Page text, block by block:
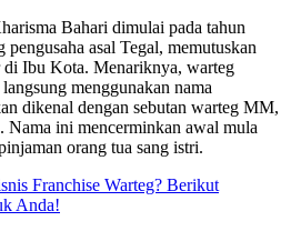
Bahari dimulai pada tahun
asal Tegal, memutuskan
Ibu Kota. Menariknya, warteg
menggunakan nama
dikenal dengan sebutan warteg MM,
Nama ini mencerminkan awal mula
orang tua sang istri.
Franchise Warteg? Berikut
Anda!